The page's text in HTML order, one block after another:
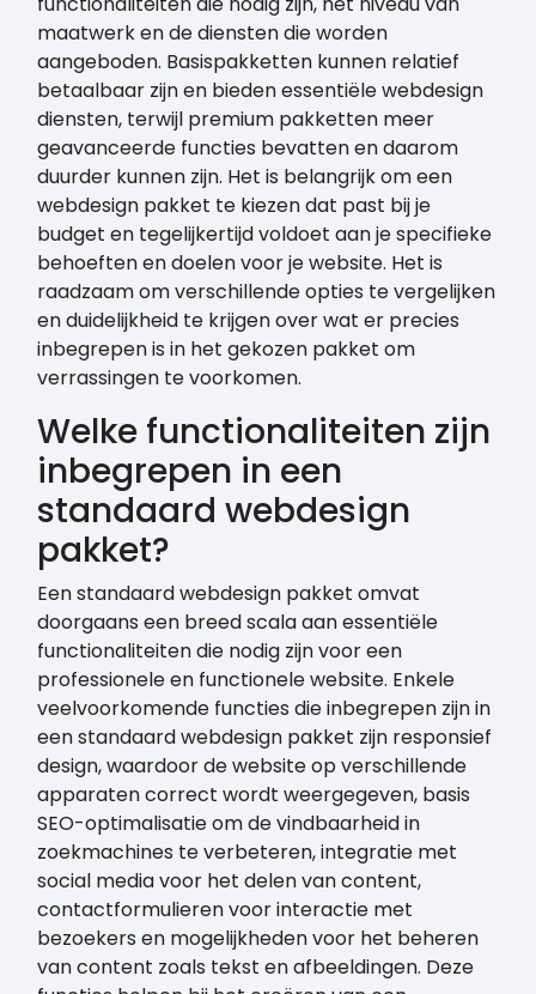
maatwerk en de diensten die worden
aangeboden. Basispakketten kunnen relatief
betaalbaar zijn en bieden essentiële webdesign
diensten, terwijl premium pakketten meer
geavanceerde functies bevatten en daarom
duurder kunnen zijn. Het is belangrijk om een
webdesign pakket te kiezen dat past bij je
budget en tegelijkertijd voldoet aan je specifieke
behoeften en doelen voor je website. Het is
raadzaam om verschillende opties te vergelijken
en duidelijkheid te krijgen over wat er precies
inbegrepen is in het gekozen pakket om
verrassingen te voorkomen.
Welke functionaliteiten zijn
inbegrepen in een
standaard webdesign
pakket?
Een standaard webdesign pakket omvat
doorgaans een breed scala aan essentiële
functionaliteiten die nodig zijn voor een
professionele en functionele website. Enkele
veelvoorkomende functies die inbegrepen zijn in
een standaard webdesign pakket zijn responsief
design, waardoor de website op verschillende
apparaten correct wordt weergegeven, basis
SEO-optimalisatie om de vindbaarheid in
zoekmachines te verbeteren, integratie met
social media voor het delen van content,
contactformulieren voor interactie met
bezoekers en mogelijkheden voor het beheren
van content zoals tekst en afbeeldingen. Deze